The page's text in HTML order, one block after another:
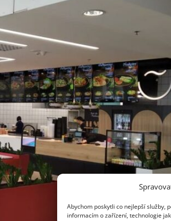
Abychom poskytli co nejlepší služby,
informacím o zařízení, technologie